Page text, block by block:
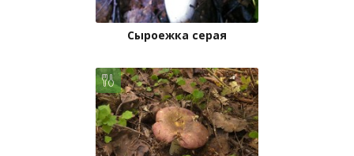
Сыроежка серая